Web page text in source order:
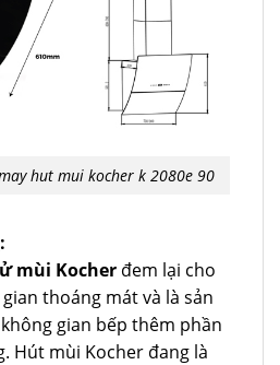
hut mui kocher k 2080e 90
mùi Kocher đem lại cho
thoáng mát và là sản
gian bếp thêm phần
Hút mùi Kocher đang là